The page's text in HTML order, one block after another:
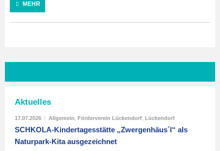
MEHR
Aktuelles
17.07.2026 | Allgemein Förderverein Lückendorf Lückendorf
SCHKOLA-Kindertagesstätte „Zwergenhäus´l“ als
Naturpark-Kita ausgezeichnet